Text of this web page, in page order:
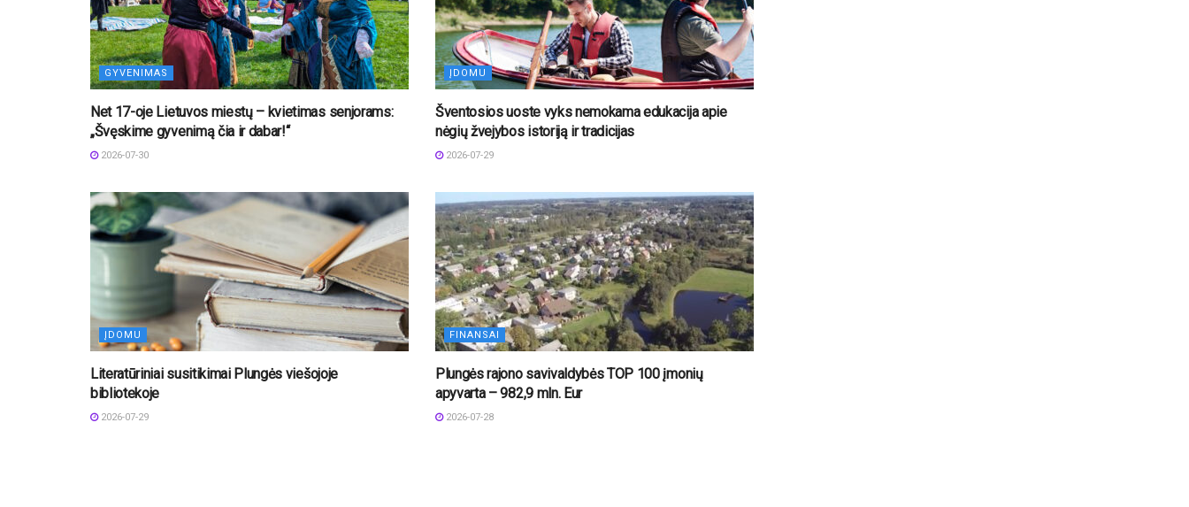
GYVENIMAS
Net 17-oje Lietuvos miestų – kvietimas senjorams:
„Švęskime gyvenimą čia ir dabar!“
2026-07-30
ĮDOMU
Šventosios uoste vyks nemokama edukacija apie
nėgių žvejybos istoriją ir tradicijas
2026-07-29
ĮDOMU
Literatūriniai susitikimai Plungės viešojoje
bibliotekoje
2026-07-29
FINANSAI
Plungės rajono savivaldybės TOP 100 įmonių
apyvarta – 982,9 mln. Eur
2026-07-28